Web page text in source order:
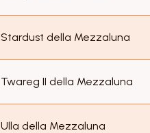
Stardust della Mezzaluna
Twareg II della Mezzaluna
Ulla della Mezzaluna